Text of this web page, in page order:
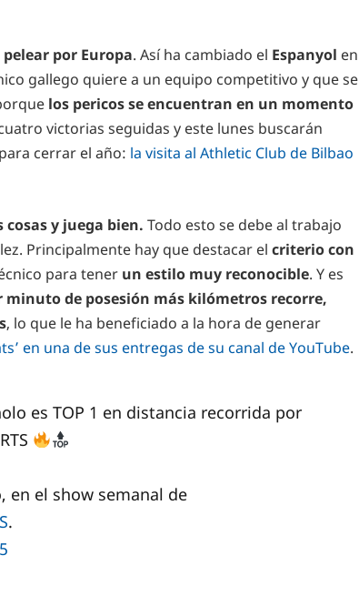
por Europa. Así ha cambiado el Espanyol en
gallego quiere a un equipo competitivo y que se
los pericos se encuentran en un momento
victorias seguidas y este lunes buscarán
cerrar el año: la visita al Athletic Club de Bilbao
cosas y juega bien. Todo esto se debe al trabajo
Principalmente hay que destacar el criterio con
para tener un estilo muy reconocible. Y es
minuto de posesión más kilómetros recorre,
, lo que le ha beneficiado a la hora de generar
en una de sus entregas de su canal de YouTube.
es TOP 1 en distancia recorrida por
en el show semanal de
.